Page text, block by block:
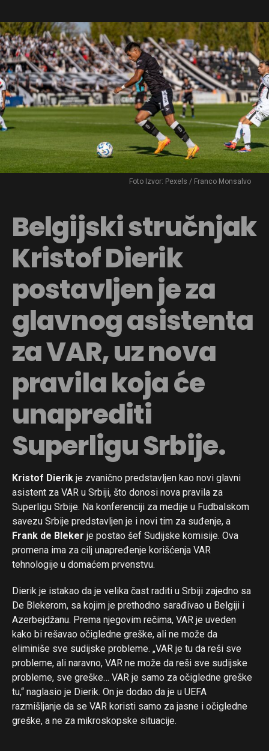
Foto Izvor: Pexels / Franco Monsalvo
Belgijski stručnjak
Kristof Dierik
postavljen je za
glavnog asistenta
za VAR, uz nova
pravila koja će
unaprediti
Superligu Srbije.
Kristof Dierik je zvanično predstavljen kao novi glavni
asistent za VAR u Srbiji, što donosi nova pravila za
Superligu Srbije. Na konferenciji za medije u Fudbalskom
savezu Srbije predstavljen je i novi tim za suđenje, a
Frank de Bleker je postao šef Sudijske komisije. Ova
promena ima za cilj unapređenje korišćenja VAR
tehnologije u domaćem prvenstvu.
Dierik je istakao da je velika čast raditi u Srbiji zajedno sa
De Blekerom, sa kojim je prethodno sarađivao u Belgiji i
Azerbejdžanu. Prema njegovim rečima, VAR je uveden
kako bi rešavao očigledne greške, ali ne može da
eliminiše sve sudijske probleme. „VAR je tu da reši sve
probleme, ali naravno, VAR ne može da reši sve sudijske
probleme, sve greške… VAR je samo za očigledne greške
tu,“ naglasio je Dierik. On je dodao da je u UEFA
razmišljanje da se VAR koristi samo za jasne i očigledne
greške, a ne za mikroskopske situacije.